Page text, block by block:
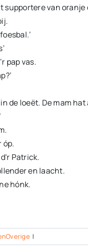
supportere van
pap vas.
de loeët. De mam
óp.
Patrick.
en laacht.
hónk.
|